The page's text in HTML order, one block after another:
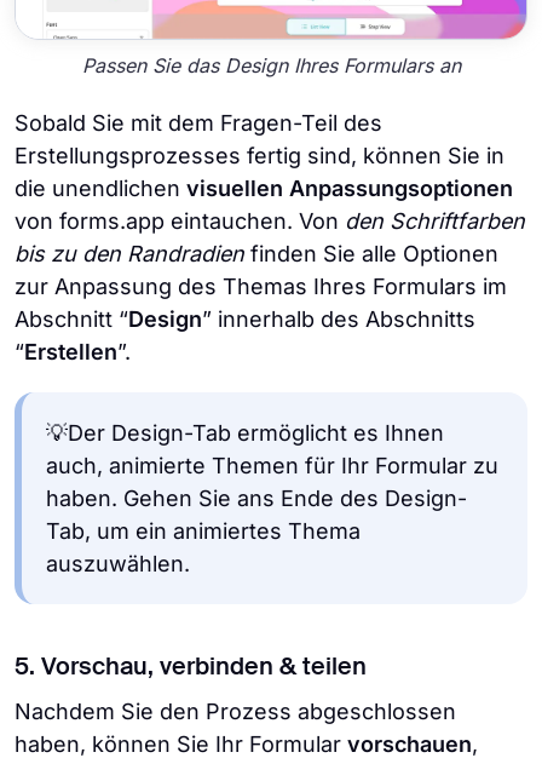
Passen Sie das Design Ihres Formulars an
Sobald Sie mit dem Fragen-Teil des
Erstellungsprozesses fertig sind, können Sie in
die unendlichen visuellen Anpassungsoptionen
von forms.app eintauchen. Von den Schriftfarben
bis zu den Randradien finden Sie alle Optionen
zur Anpassung des Themas Ihres Formulars im
Abschnitt “Design” innerhalb des Abschnitts
“Erstellen”.
💡Der Design-Tab ermöglicht es Ihnen
auch, animierte Themen für Ihr Formular zu
haben. Gehen Sie ans Ende des Design-
Tab, um ein animiertes Thema
auszuwählen.
5. Vorschau, verbinden & teilen
Nachdem Sie den Prozess abgeschlossen
haben, können Sie Ihr Formular vorschauen,